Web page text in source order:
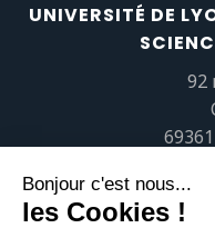
UNIVERSITÉ DE
92
Tél.